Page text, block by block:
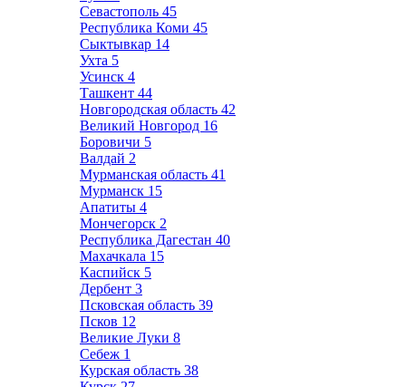
Севастополь 45
Республика Коми 45
Сыктывкар 14
Ухта 5
Усинск 4
Ташкент 44
Новгородская область 42
Великий Новгород 16
Боровичи 5
Валдай 2
Мурманская область 41
Мурманск 15
Апатиты 4
Мончегорск 2
Республика Дагестан 40
Махачкала 15
Каспийск 5
Дербент 3
Псковская область 39
Псков 12
Великие Луки 8
Себеж 1
Курская область 38